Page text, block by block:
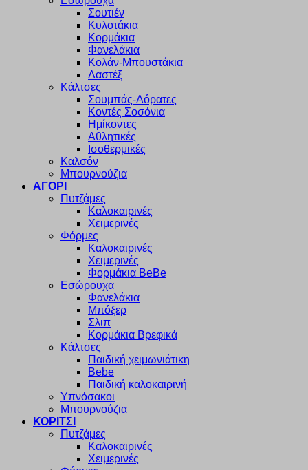
Σουτιέν
Κυλοτάκια
Κορμάκια
Φανελάκια
Κολάν-Μπουστάκια
Λαστέξ
Κάλτσες
Σουμπάς-Αόρατες
Κοντές Σοσόνια
Ημίκοντες
Αθλητικές
Ισοθερμικές
Καλσόν
Μπουρνούζια
ΑΓΟΡΙ
Πυτζάμες
Καλοκαιρινές
Χειμερινές
Φόρμες
Καλοκαιρινές
Χειμερινές
Φορμάκια BeBe
Εσώρουχα
Φανελάκια
Μπόξερ
Σλιπ
Κορμάκια Βρεφικά
Κάλτσες
Παιδική χειμωνιάτικη
Bebe
Παιδική καλοκαιρινή
Υπνόσακοι
Μπουρνούζια
ΚΟΡΙΤΣΙ
Πυτζάμες
Καλοκαιρινές
Χειμερινές